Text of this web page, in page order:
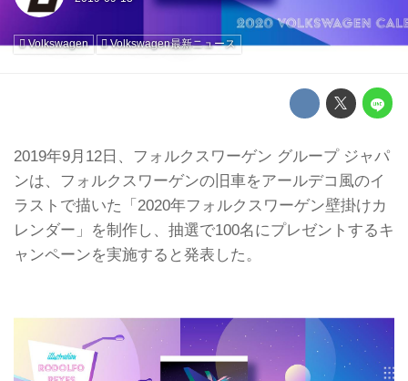
Volkswagen Volkswagen最新ニュース
2019年9月12日、フォルクスワーゲン グループ ジャパ
ンは、フォルクスワーゲンの旧車をアールデコ風のイ
ラストで描いた「2020年フォルクスワーゲン壁掛けカ
レンダー」を制作し、抽選で100名にプレゼントするキ
ャンペーンを実施すると発表した。